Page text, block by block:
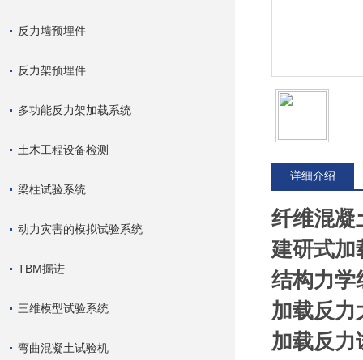
反力墙预埋件
反力架预埋件
多功能反力架加载系统
土木工程设备检测
梁柱试验系统
动力灾害的模拟试验系统
TBM掘进
三维模型试验系统
弯曲混凝土试验机
详细介绍
纤维混凝
建研式加
结构力学
加载反力
加载反力